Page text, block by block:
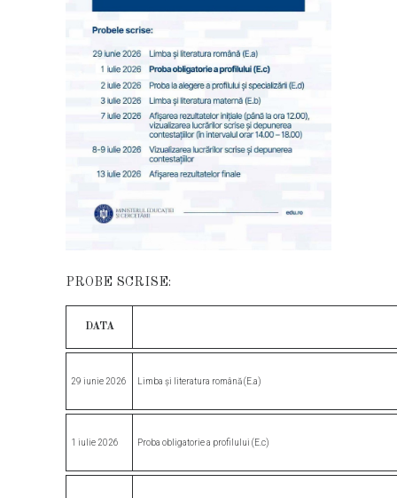
PROBE SCRISE:
DATA
29 iunie 2026 Limba și literatura română(E.a)
1 iulie 2026 Proba obligatoriea profilului (E.c)